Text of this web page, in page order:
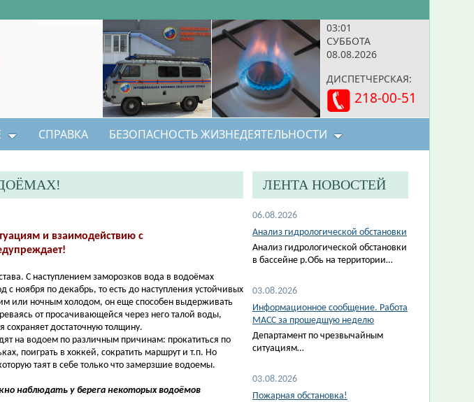
03:01
СУББОТА
08.08.2026
ДИСПЕТЧЕРСКАЯ:
218-00-51
СПРАВКА БЕЗОПАСНОСТЬ ЖИЗНЕДЕЯТЕЛЬНОСТИ
и взаимодействию с
С наступлением заморозков вода в водоёмах
ноября по декабрь, то есть до наступления устойчивых
или ночным холодом, он еще способен выдерживать
от просачивающейся через него талой воды,
сохраняет достаточную толщину.
на водоем по различным причинам: прокатиться по
поиграть в хоккей, сократить маршрут и т.п. Но
таят в себе только что замерзшие водоемы.
наблюдать у берега некоторых водоёмов
ЛЕНТА НОВОСТЕЙ
06.08.2026
Анализ гидрологической обстановки
Анализ гидрологической обстановки
в бассейне р.Обь на территории…
03.08.2026
Информационное сообщение. Работа
МАСС за прошедшую неделю
Департамент по чрезвычайным
ситуациям…
03.08.2026
Пожарная обстановка!